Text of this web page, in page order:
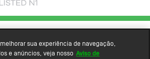
sua experiência de navegação,
e anúncios, veja nosso Aviso de